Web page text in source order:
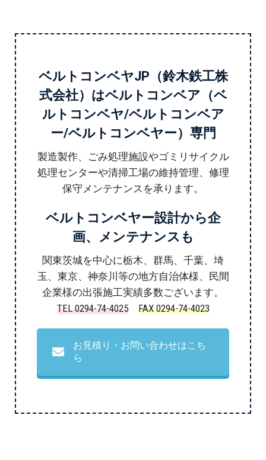
ベルトコンベヤJP（鈴木鉄工株
式会社）はベルトコンベア（ベ
ルトコンベヤ/ベルトコンベア
ー/ベルトコンベヤー）専門
製造製作、ごみ処理施設やゴミリサイクル
処理センターや清掃工場の維持管理、修理
保守メンテナンスを承ります。
ベルトコンベヤー設計から企
画、メンテナンスも
関東茨城を中心に栃木、群馬、千葉、埼
玉、東京、神奈川等の地方自治体様、民間
企業様の出張施工実績多数ございます。
TEL 0294-74-4025
FAX 0294-74-4023
お見積り・お問い合わせはこち
ら